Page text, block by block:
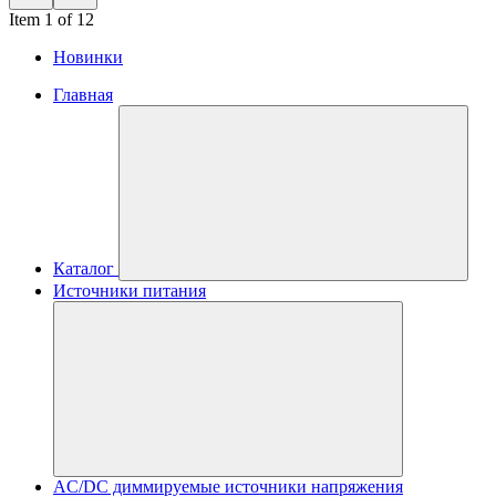
Item 1 of 12
Новинки
Главная
Каталог
Источники питания
AC/DC диммируемые источники напряжения